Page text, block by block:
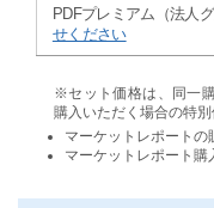
PDFプレミアム（法人
せください
※セット価格は、同一
購入いただく場合の特別
マーケットレポートの
マーケットレポート購